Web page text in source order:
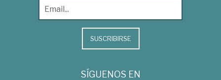
SUSCRIBIRSE
SÍGUENOS EN